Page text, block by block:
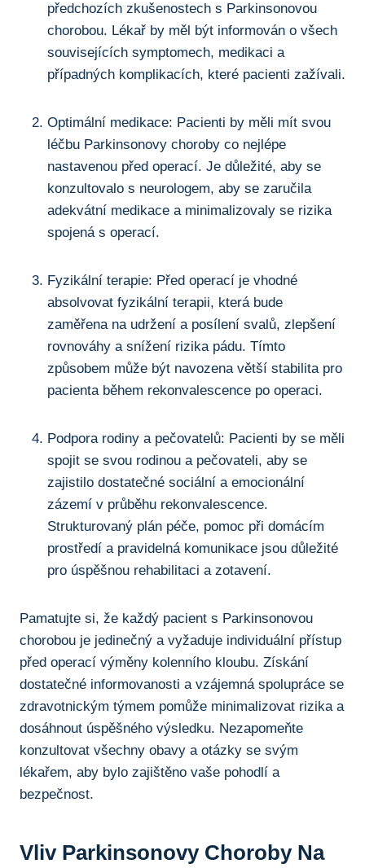
předchozích zkušenostech s Parkinsonovou
chorobou. Lékař by⁣ měl být informován o všech
souvisejících symptomech, medikaci a
případných komplikacích, které pacienti⁣ zažívali.
Optimální medikace: Pacienti by⁤ měli mít svou
léčbu Parkinsonovy choroby co nejlépe
nastavenou ​před operací. Je ⁢důležité, aby se
konzultovalo s neurologem, aby se zaručila
adekvátní medikace⁣ a minimalizovaly se rizika
spojená s operací.
Fyzikální terapie: Před⁤ operací je ⁣vhodné
absolvovat fyzikální terapii, která bude⁢
zaměřena na udržení a posílení svalů, zlepšení
rovnováhy a snížení rizika pádu.⁢ Tímto‌
způsobem může být​ navozena větší stabilita pro
pacienta během rekonvalescence po operaci.
Podpora rodiny a pečovatelů: Pacienti by se ​měli
spojit se svou rodinou a pečovateli, aby ‍se
zajistilo dostatečné sociální a emocionální
zázemí v průběhu rekonvalescence.
Strukturovaný plán péče, pomoc při domácím
prostředí a pravidelná komunikace jsou důležité
pro úspěšnou rehabilitaci a⁢ zotavení.
Pamatujte si, že každý pacient s Parkinsonovou
chorobou je jedinečný a vyžaduje individuální přístup
před operací výměny kolenního ‍kloubu. Získání
dostatečné informovanosti a vzájemná spolupráce se
zdravotnickým týmem pomůže minimalizovat ‌rizika a
dosáhnout úspěšného výsledku. Nezapomeňte
konzultovat ⁣všechny obavy a ‌otázky se svým
lékařem, aby bylo zajištěno ​vaše pohodlí a
bezpečnost.
Vliv Parkinsonovy Choroby Na⁣